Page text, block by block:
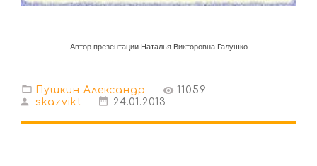
Автор презентации Наталья Викторовна Галушко
Пушкин Александр
11059
skazvikt
24.01.2013